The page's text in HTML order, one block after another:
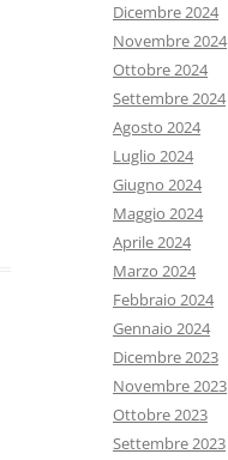
Dicembre 2024
Novembre 2024
Ottobre 2024
Settembre 2024
Agosto 2024
Luglio 2024
Giugno 2024
Maggio 2024
Aprile 2024
Marzo 2024
Febbraio 2024
Gennaio 2024
Dicembre 2023
Novembre 2023
Ottobre 2023
Settembre 2023